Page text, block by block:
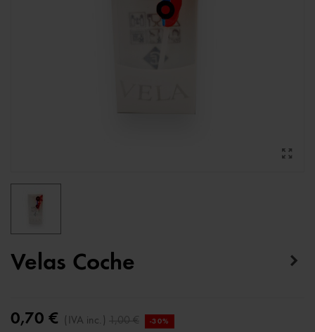
Velas Coche
0,70 € (IVA inc.) 1,00 € -30%